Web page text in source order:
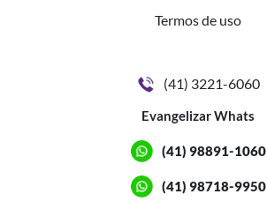
Termos de uso
(41) 3221-6060
Evangelizar Whats
(41) 98891-1060
(41) 98718-9950